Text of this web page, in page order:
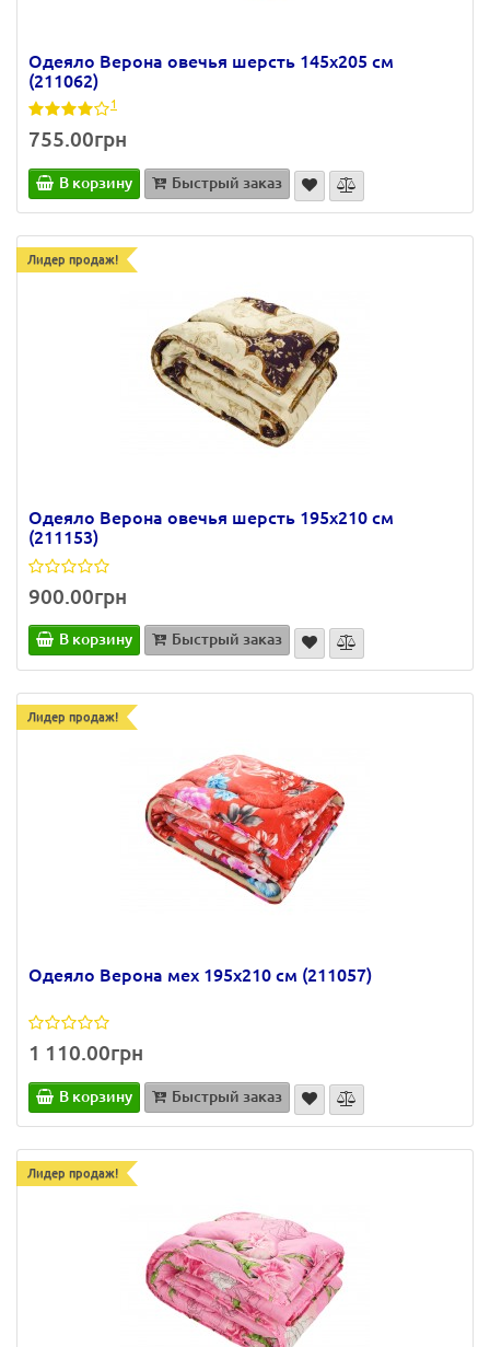
Одеяло Верона овечья шерсть 145х205 см
(211062)
1
755.00грн
В корзину Быстрый заказ
Лидер продаж!
Одеяло Верона овечья шерсть 195х210 см
(211153)
900.00грн
В корзину Быстрый заказ
Лидер продаж!
Одеяло Верона мех 195х210 см (211057)
1 110.00грн
В корзину Быстрый заказ
Лидер продаж!